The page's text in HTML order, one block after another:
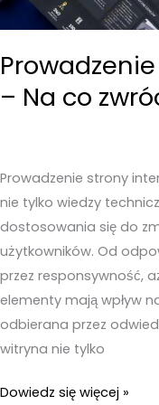
– Na co
Prowadzenie strony
nie tylko wiedzy
dostosowania się do
użytkowników. Od
przez responsywność,
elementy mają wpływ
odbierana przez
witryna nie tylko
Prowadzenie
Dowiedz się więcej »